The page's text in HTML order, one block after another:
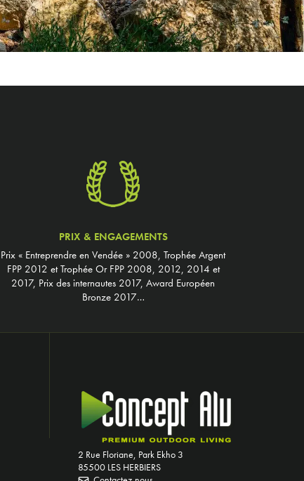
PRIX & ENGAGEMENTS
Prix « Entreprendre en Vendée » 2008, Trophée Argent
FPP 2012 et Trophée Or FPP 2008, 2012, 2014 et
2017, Prix des internautes 2017, Award Européen
Bronze 2017…
2 Rue Floriane, Park Ekho 3
85500 LES HERBIERS